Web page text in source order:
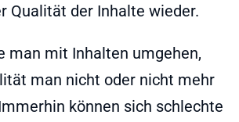
Qualität der Inhalte wieder.
man mit Inhalten umgehen,
man nicht oder nicht mehr
können sich schlechte